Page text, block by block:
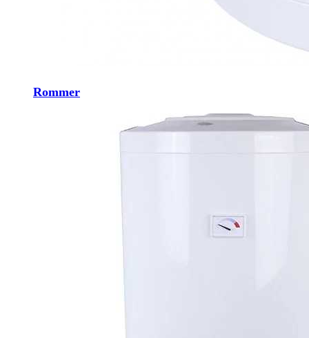
Rommer